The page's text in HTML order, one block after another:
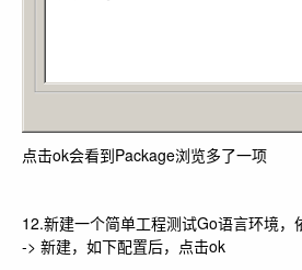
点击ok会看到Package浏览多了一项
12.新建一个简单工程测试Go语言环境，
-> 新建，如下配置后，点击ok